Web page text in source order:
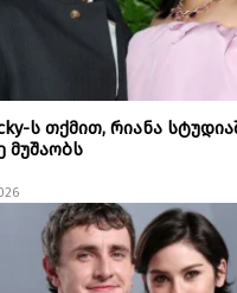
ს თქმით, რიანა
მუშაობს